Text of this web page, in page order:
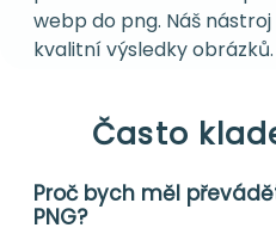
webp do png. Náš
kvalitní výsledky obrázků.
Často
Proč bych měl
PNG?